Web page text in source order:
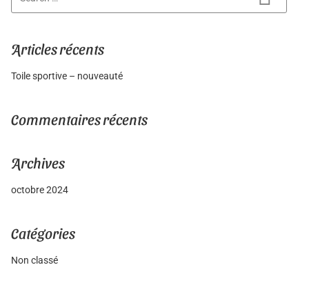
Search
Articles récents
Toile sportive – nouveauté
Commentaires récents
Archives
octobre 2024
Catégories
Non classé